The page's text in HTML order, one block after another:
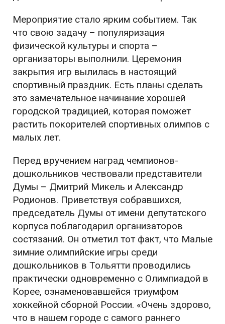
Мероприятие стало ярким событием. Так
что свою задачу – популяризация
физической культуры и спорта –
организаторы выполнили. Церемония
закрытия игр вылилась в настоящий
спортивный праздник. Есть планы сделать
это замечательное начинание хорошей
городской традицией, которая поможет
растить покорителей спортивных олимпов с
малых лет.
Перед вручением наград чемпионов-
дошкольников чествовали представители
Думы – Дмитрий Микель и Александр
Родионов. Приветствуя собравшихся,
председатель Думы от имени депутатского
корпуса поблагодарил организаторов
состязаний. Он отметил тот факт, что Малые
зимние олимпийские игры среди
дошкольников в Тольятти проводились
практически одновременно с Олимпиадой в
Корее, ознаменовавшейся триумфом
хоккейной сборной России. «Очень здорово,
что в нашем городе с самого раннего